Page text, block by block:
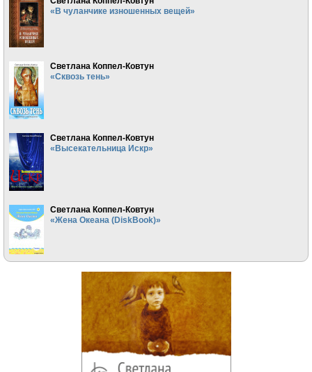
«В чуланчике изношенных вещей»
Светлана Коппел-Ковтун
«Сквозь тень»
Светлана Коппел-Ковтун
«Высекательница Искр»
Светлана Коппел-Ковтун
«Жена Океана (DiskBook)»